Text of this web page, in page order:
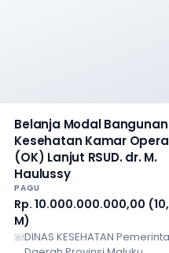
Belanja Modal Bangunan
Kesehatan Kamar
(OK) Lanjut RSUD. dr. M.
Haulussy
PAGU
Rp. 10.000.000.000,00
M)
DINAS KESEHATAN